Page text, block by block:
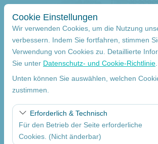
Cookie Einstellungen
Wir verwenden Cookies, um die Nutzung
verbessern. Indem Sie fortfahren, stimmen
Verwendung von Cookies zu. Detaillierte
Sie unter Datenschutz- und Cookie-Richtlinie
Unten können Sie auswählen, welchen
zustimmen.
Erforderlich & Technisch
Für den Betrieb der Seite erforderliche
Cookies. (Nicht änderbar)
Abholstation
Mersin Çukurova Internationaler Flughafen
Eine andere Rückgabestation auswählen
Abholdatum